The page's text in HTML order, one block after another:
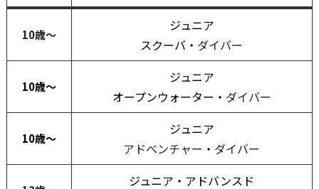
10歳～
ジュニア
スクーバ・ ダイバー
10歳～
ジュニア
オープンウォーター・ ダイバー
10歳～
ジュニア
アドベンチャー ・ ダイバー
ジュニア ・アドバンスド